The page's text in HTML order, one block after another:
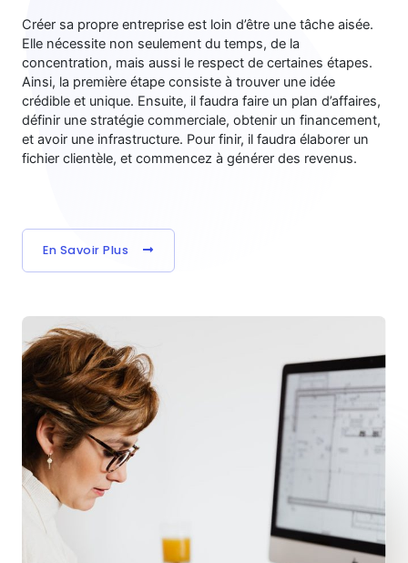
Créer sa propre entreprise est loin d’être une tâche aisée.
Elle nécessite non seulement du temps, de la
concentration, mais aussi le respect de certaines étapes.
Ainsi, la première étape consiste à trouver une idée
crédible et unique. Ensuite, il faudra faire un plan d’affaires,
définir une stratégie commerciale, obtenir un financement,
et avoir une infrastructure. Pour finir, il faudra élaborer un
fichier clientèle, et commencez à générer des revenus.
En Savoir Plus